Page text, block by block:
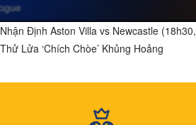
Nhận Định Aston Villa vs Newcastle
Thử Lửa ‘Chích Chòe’ Khủng Hoảng